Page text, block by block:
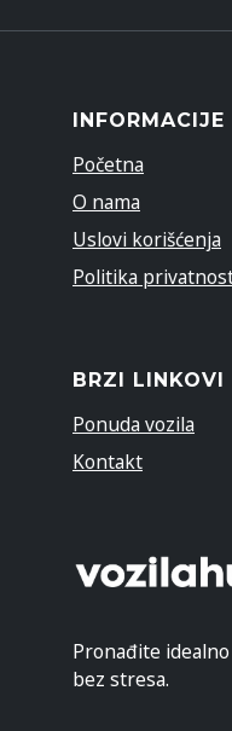
Pronađite
bez stresa.
INFORMACIJE
Početna
O nama
Uslovi korišćenja
Politika
BRZI LINKOVI
Ponuda vozila
Kontakt